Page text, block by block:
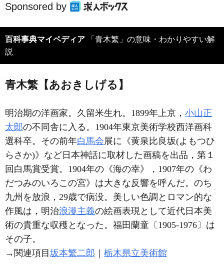
Sponsored by
百科事典マイペディア 「青木繁」の意味・わかりやすい解
説
青木繁【あおきしげる】
明治期の洋画家。久留米生れ。1899年上京， 小山正
太郎の不同舎に入る。1904年東京美術学校西洋画科
選科卒。その前年白馬会展に《黄泉比良坂(よもつひ
らさか)》など日本神話に取材した画稿を出品，第１
回白馬賞受賞。1904年の《海の幸》，1907年の《わ
だつみのいろこの宮》は大きな反響を呼んだ。のち
九州を放浪，29歳で病没。美しい色調とロマン的な
作風は，明治浪漫主義の絵画表現として近代日本美
術の貴重な収穫となった。福田蘭童〔1905-1976〕は
その子。
→関連項目 坂本繁二郎 栃木県立美術館